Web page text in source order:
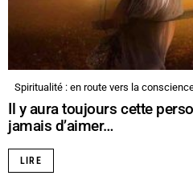
Spiritualité : en route vers la
Il y aura toujours cette
jamais d’aimer…
LIRE